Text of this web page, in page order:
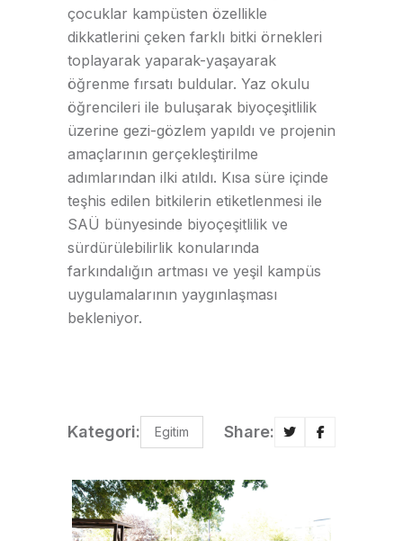
çocuklar kampüsten özellikle
dikkatlerini çeken farklı bitki örnekleri
toplayarak yaparak-yaşayarak
öğrenme fırsatı buldular. Yaz okulu
öğrencileri ile buluşarak biyoçeşitlilik
üzerine gezi-gözlem yapıldı ve projenin
amaçlarının gerçekleştirilme
adımlarından ilki atıldı. Kısa süre içinde
teşhis edilen bitkilerin etiketlenmesi ile
SAÜ bünyesinde biyoçeşitlilik ve
sürdürülebilirlik konularında
farkındalığın artması ve yeşil kampüs
uygulamalarının yaygınlaşması
bekleniyor.
Kategori: Egitim Share: